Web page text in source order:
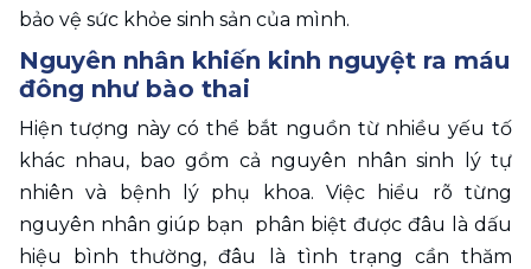
bảo vệ sức khỏe sinh sản của mình.
Nguyên nhân khiến kinh nguyệt ra máu
đông như bào thai
Hiện tượng này có thể bắt nguồn từ nhiều yếu tố
khác nhau, bao gồm cả nguyên nhân sinh lý tự
nhiên và bệnh lý phụ khoa. Việc hiểu rõ từng
nguyên nhân giúp bạn  phân biệt được đâu là dấu
hiệu bình thường, đâu là tình trạng cần thăm